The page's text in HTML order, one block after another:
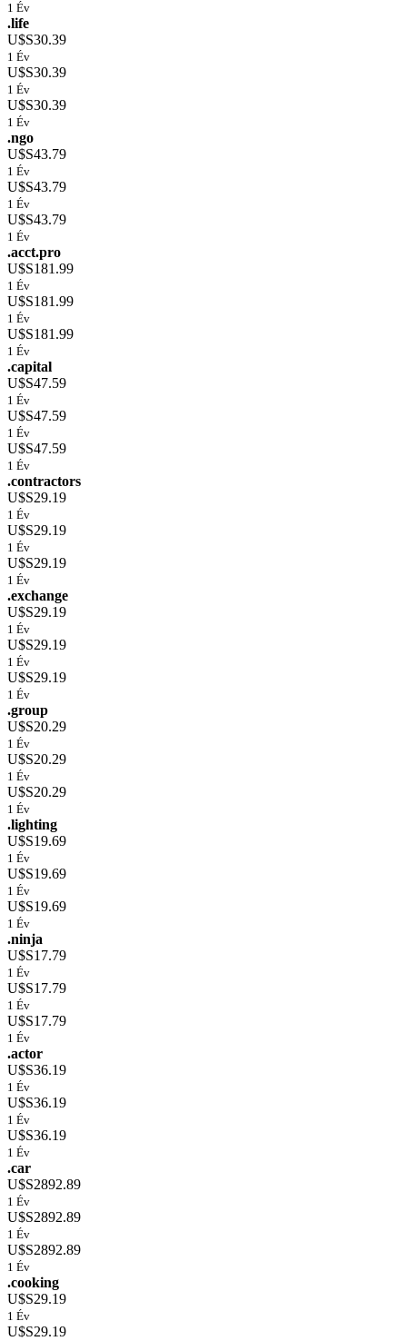
1 Év
.life
U$S30.39
1 Év
U$S30.39
1 Év
U$S30.39
1 Év
.ngo
U$S43.79
1 Év
U$S43.79
1 Év
U$S43.79
1 Év
.acct.pro
U$S181.99
1 Év
U$S181.99
1 Év
U$S181.99
1 Év
.capital
U$S47.59
1 Év
U$S47.59
1 Év
U$S47.59
1 Év
.contractors
U$S29.19
1 Év
U$S29.19
1 Év
U$S29.19
1 Év
.exchange
U$S29.19
1 Év
U$S29.19
1 Év
U$S29.19
1 Év
.group
U$S20.29
1 Év
U$S20.29
1 Év
U$S20.29
1 Év
.lighting
U$S19.69
1 Év
U$S19.69
1 Év
U$S19.69
1 Év
.ninja
U$S17.79
1 Év
U$S17.79
1 Év
U$S17.79
1 Év
.actor
U$S36.19
1 Év
U$S36.19
1 Év
U$S36.19
1 Év
.car
U$S2892.89
1 Év
U$S2892.89
1 Év
U$S2892.89
1 Év
.cooking
U$S29.19
1 Év
U$S29.19